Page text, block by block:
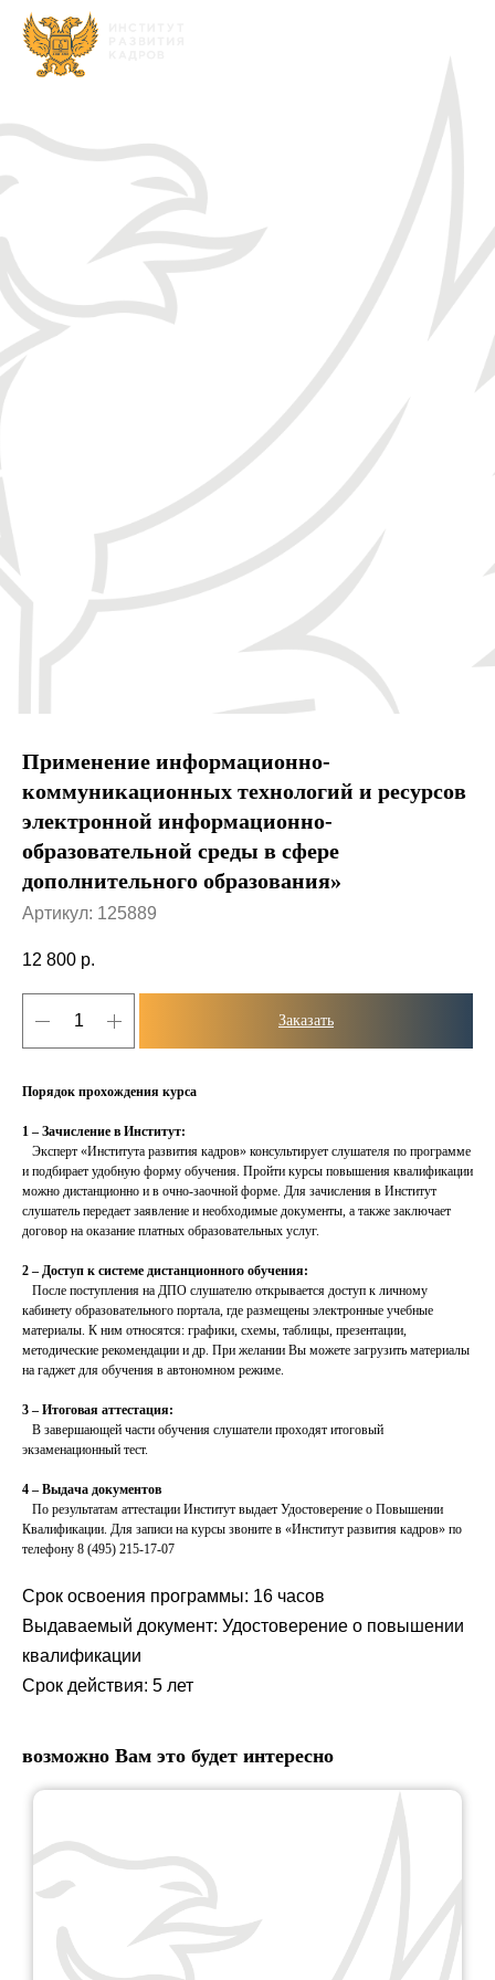
Применение информационно-
коммуникационных технологий и ресурсов
электронной информационно-
образовательной среды в сфере
дополнительного образования»
Артикул: 125889
12 800 р.
Заказать
Порядок прохождения курса
1 – Зачисление в Институт:
Эксперт «Института развития кадров» консультирует слушателя по программе
и подбирает удобную форму обучения. Пройти курсы повышения квалификации
можно дистанционно и в очно-заочной форме. Для зачисления в Институт
слушатель передает заявление и необходимые документы, а также заключает
договор на оказание платных образовательных услуг.
2 – Доступ к системе дистанционного обучения:
После поступления на ДПО слушателю открывается доступ к личному
кабинету образовательного портала, где размещены электронные учебные
материалы. К ним относятся: графики, схемы, таблицы, презентации,
методические рекомендации и др. При желании Вы можете загрузить материалы
на гаджет для обучения в автономном режиме.
3 – Итоговая аттестация:
В завершающей части обучения слушатели проходят итоговый
экзаменационный тест.
4 – Выдача документов
По результатам аттестации Институт выдает Удостоверение о Повышении
Квалификации. Для записи на курсы звоните в «Институт развития кадров» по
телефону 8 (495) 215-17-07
Срок освоения программы: 16 часов
Выдаваемый документ: Удостоверение о повышении
квалификации
Срок действия: 5 лет
возможно Вам это будет интересно